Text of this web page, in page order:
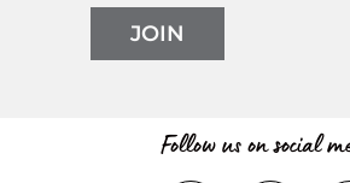
JOIN
Follow us on social